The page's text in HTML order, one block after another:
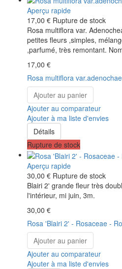
Aperçu rapide
17,00 € Rupture de stock
Rosa multiflora var.
petites fleurs ,simples,
,parfumé, très remontant.
17,00 €
Rosa multiflora
Ajouter au panier
Ajouter au comparateur
Ajouter à ma liste d'envies
Détails
Rupture de stock
Aperçu rapide
30,00 € Rupture de stock
Blairi 2' grande fleur très
l'intérieur, mi juin, 3m.
30,00 €
Rosa 'Blairi 2' - Rosaceae -
Ajouter au panier
Ajouter au comparateur
Ajouter à ma liste d'envies